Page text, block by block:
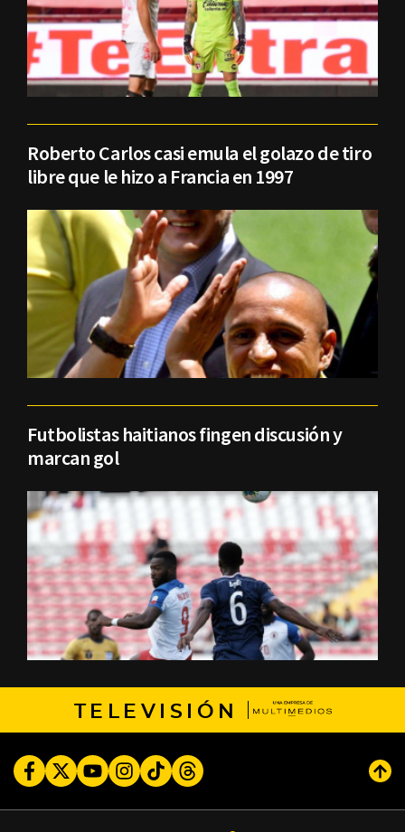
Roberto Carlos casi emula el golazo de tiro
libre que le hizo a Francia en 1997
Futbolistas haitianos fingen discusión y
marcan gol
TELEVISIÓN
FacebookTwitterYoutubeInstagram
TikTokThreads